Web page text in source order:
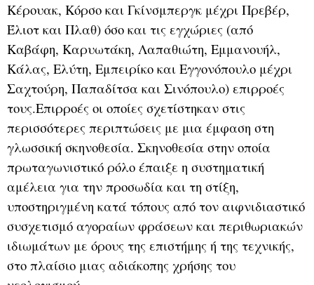
Κέρουακ, Κόρσο και Γκίνσμπεργκ μέχρι Πρεβέρ,
Έλιοτ και Πλαθ) όσο και τις εγχώριες (από
Καβάφη, Καρυωτάκη, Λαπαθιώτη, Εμμανουήλ,
Κάλας, Ελύτη, Εμπειρίκο και Εγγονόπουλο μέχρι
Σαχτούρη, Παπαδίτσα και Σινόπουλο) επιρροές
τους.Επιρροές οι οποίες σχετίστηκαν στις
περισσότερες περιπτώσεις με μια έμφαση στη
γλωσσική σκηνοθεσία. Σκηνοθεσία στην οποία
πρωταγωνιστικό ρόλο έπαιξε η συστηματική
αμέλεια για την προσωδία και τη στίξη,
υποστηριγμένη κατά τόπους από τον αιφνιδιαστικό
συσχετισμό αγοραίων φράσεων και περιθωριακών
ιδιωμάτων με όρους της επιστήμης ή της τεχνικής,
στο πλαίσιο μιας αδιάκοπης χρήσης του